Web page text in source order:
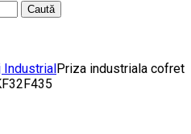
Caută
IndustrialPriza industriala cofret